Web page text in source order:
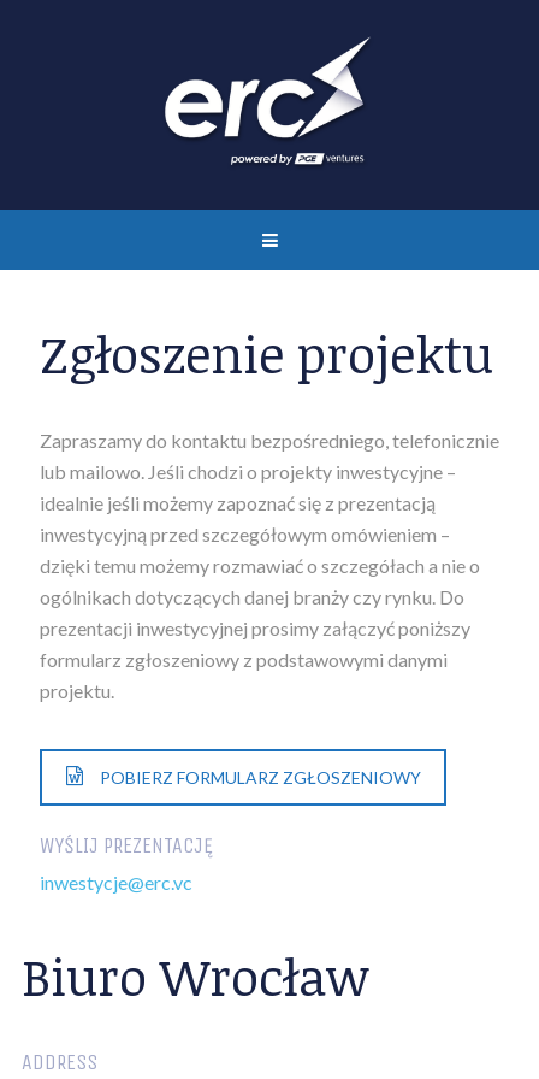
Zgłoszenie projektu
Zapraszamy do kontaktu bezpośredniego, telefonicznie
lub mailowo. Jeśli chodzi o projekty inwestycyjne –
idealnie jeśli możemy zapoznać się z prezentacją
inwestycyjną przed szczegółowym omówieniem –
dzięki temu możemy rozmawiać o szczegółach a nie o
ogólnikach dotyczących danej branży czy rynku. Do
prezentacji inwestycyjnej prosimy załączyć poniższy
formularz zgłoszeniowy z podstawowymi danymi
projektu.
POBIERZ FORMULARZ ZGŁOSZENIOWY
WYŚLIJ PREZENTACJĘ
inwestycje@erc.vc
Biuro Wrocław
ADDRESS